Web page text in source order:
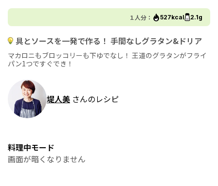
１人分： 527kcal 2.1g
具とソースを一発で作る！ 手間なしグラタン&ドリア
マカロニもブロッコリーも下ゆでなし！ 王道のグラタンがフライ
パン1つですぐでき！
堤人美 さんのレシピ
料理中モード
画面が暗くなりません